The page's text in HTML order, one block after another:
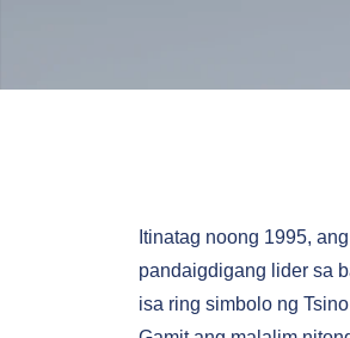
Itinatag noong 1995,
pandaigdigang lider sa
isa ring simbolo ng